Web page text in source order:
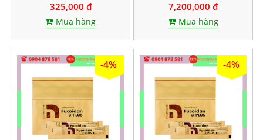
325,000 đ
Mua hàng
7,200,000 đ
Mua hàng
-4% -4%